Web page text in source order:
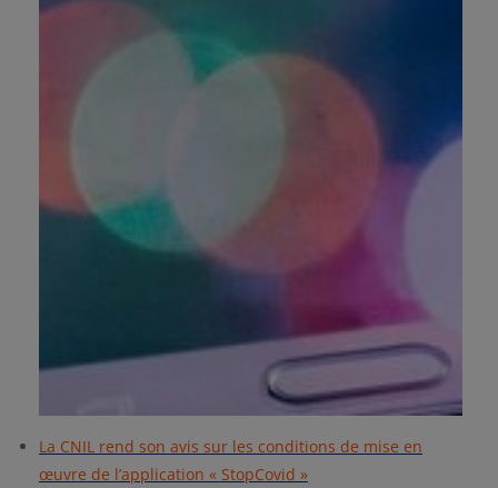
La CNIL rend son avis sur les conditions de mise en
œuvre de l’application « StopCovid »